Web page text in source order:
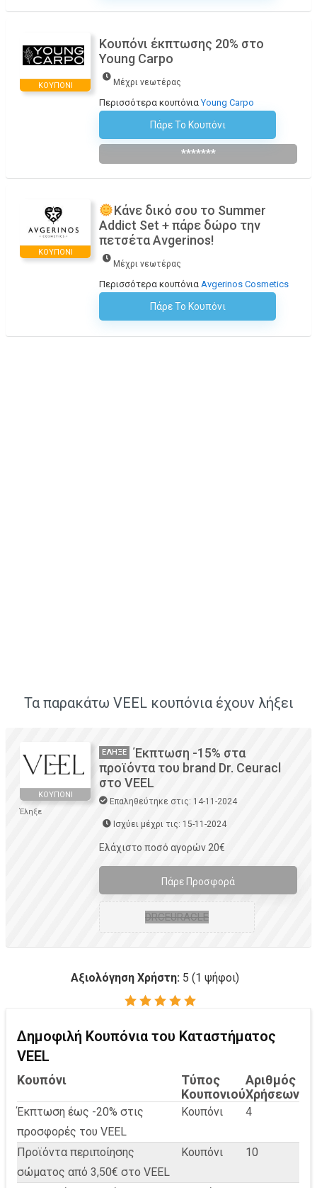
ΚΟΥΠΌΝΙ
Κουπόνι έκπτωσης 20% στο
Young Carpo
Μέχρι νεωτέρας
Περισσότερα κουπόνιαYoung Carpo
Πάρε Το Κουπόνι
Εγγραφείτε Στο Newsletter
*******
ΚΟΥΠΌΝΙ
Κάνε δικό σου το Summer
Addict Set + πάρε δώρο την
πετσέτα Avgerinos!
Μέχρι νεωτέρας
Περισσότερα κουπόνια Avgerinos Cosmetics
Πάρε Το Κουπόνι
Τα παρακάτω VEEL κουπόνια έχουν λήξει
ΚΟΥΠΌΝΙ
Έληξε
ΈΛΗΞΕ
Έκπτωση -15% στα
προϊόντα του brand Dr. Ceuracl
στο VEEL
Επαληθεύτηκε στις: 14-11-2024
Ισχύει μέχρι τις: 15-11-2024
Ελάχιστο ποσό αγορών 20€
Πάρε Προσφορά
DRCEURACLE
Αξιολόγηση Χρήστη: 5 (1 ψήφοι)
Δημοφιλή Κουπόνια του Καταστήματος
VEEL
Κουπόνι
Τύπος
Κουπονιού
Αριθμός
Χρήσεων
Έκπτωση έως -20% στις
προσφορές του VEEL
Κουπόνι 4
Προϊόντα περιποίησης
σώματος από 3,50€ στο VEEL
Κουπόνι 10